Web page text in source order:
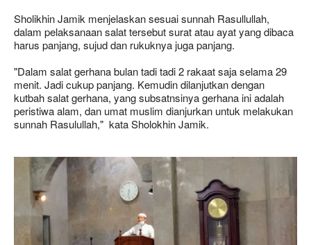
Sholikhin Jamik menjelaskan sesuai sunnah Rasullullah,
dalam pelaksanaan salat tersebut surat atau ayat yang dibaca
harus panjang, sujud dan rukuknya juga panjang.
"Dalam salat gerhana bulan tadi tadi 2 rakaat saja selama 29
menit. Jadi cukup panjang. Kemudin dilanjutkan dengan
kutbah salat gerhana, yang subsatnsinya gerhana ini adalah
peristiwa alam, dan umat muslim dianjurkan untuk melakukan
sunnah Rasulullah," kata Sholokhin Jamik.